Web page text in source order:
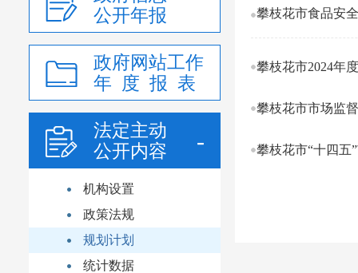
公开年报
政府网站工作
年 度 报 表
法定主动
公开内容
机构设置
政策法规
规划计划
统计数据
攀枝花市食品安
攀枝花市2024年
攀枝花市市场监
攀枝花市“十四五